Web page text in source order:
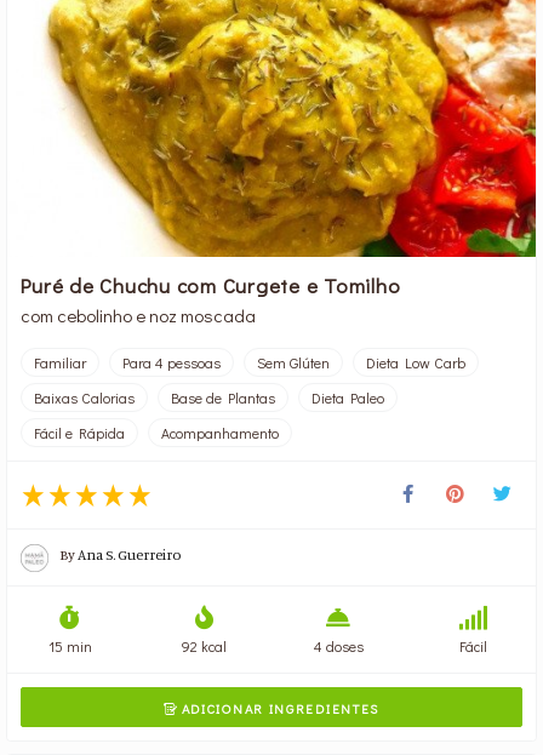
Puré de Chuchu com Curgete e Tomilho
com cebolinho e noz moscada
Familiar Para 4 pessoas Sem Glúten
Dieta Low Carb
Baixas Calorias
Base de Plantas
Dieta Paleo
Fácil e Rápida
Acompanhamento
By Ana S. Guerreiro
15 min 92 kcal 4 doses Fácil
ADICIONAR INGREDIENTES